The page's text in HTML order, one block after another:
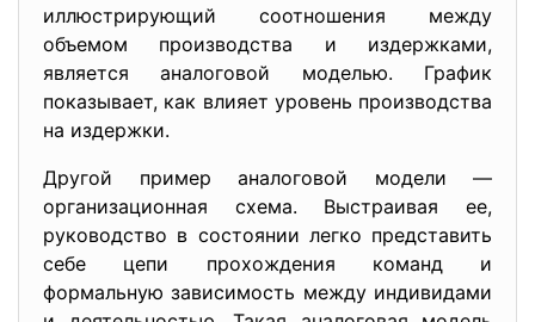
иллюстрирующий соотношения между
объемом производства и издержками,
является аналоговой моделью. График
показывает, как влияет уровень производства
на издержки.
Другой пример аналоговой модели —
организационная схема. Выстраивая ее,
руководство в состоянии легко представить
себе цепи прохождения команд и
формальную зависимость между индивидами